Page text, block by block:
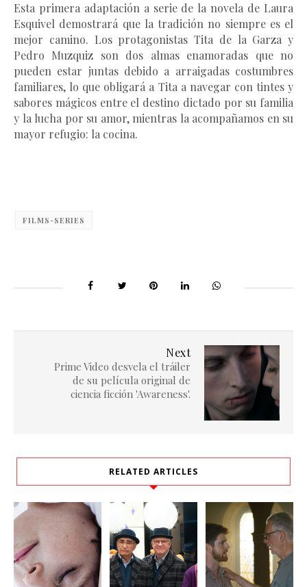
Esta primera adaptación a serie de la novela de Laura
Esquivel demostrará que la tradición no siempre es el
mejor camino. Los protagonistas Tita de la Garza y
Pedro Muzquiz son dos almas enamoradas que no
pueden estar juntas debido a arraigadas costumbres
familiares, lo que obligará a Tita a navegar con tintes y
sabores mágicos entre el destino dictado por su familia
y la lucha por su amor, mientras la acompañamos en su
mayor refugio: la cocina.
FILMS-SERIES
Next
Prime Video desvela el tráiler
de su película original de
ciencia ficción 'Awareness'.
RELATED ARTICLES